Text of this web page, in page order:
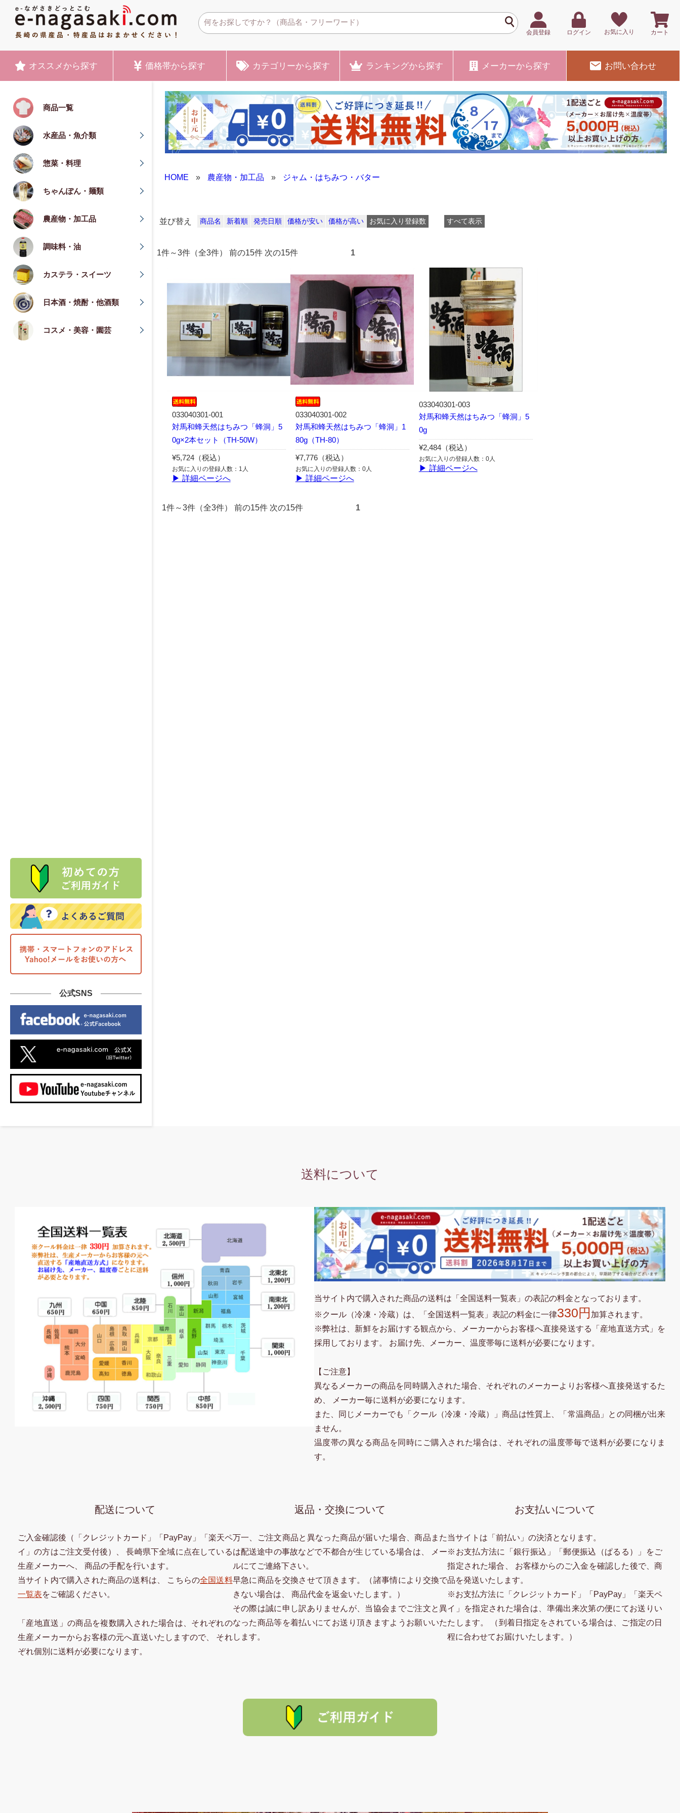
会員登録 ログイン お気に入り カート
オススメ から探す 価格帯から探す カテゴリーから探す ランキングから探す メーカーから探す お問い合わせ
商品一覧
水産品・魚介類
惣菜・料理
ちゃんぽん・麺類
農産物・加工品
調味料・油
カステラ・スイーツ
日本酒・焼酎・他酒類
コスメ・美容・園芸
公式SNS
HOME » 農産物・加工品 » ジャム・はちみつ・バター
並び替え 商品名 新着順 発売日順 価格が安い 価格が高い お気に入り登録数 すべて表示
1件～3件（全3件） 前の15件 次の15件 1
033040301-001
対馬和蜂天然はちみつ「蜂洞」5
0g×2本セット（TH-50W）
¥5,724（税込）
お気に入りの登録人数：1人
▶ 詳細ページへ
033040301-002
対馬和蜂天然はちみつ「蜂洞」1
80g（TH-80）
¥7,776（税込）
お気に入りの登録人数：0人
▶ 詳細ページへ
033040301-003
対馬和蜂天然はちみつ「蜂洞」5
0g
¥2,484（税込）
お気に入りの登録人数：0人
▶ 詳細ページへ
1件～3件（全3件） 前の15件 次の15件 1
送料について
当サイト内で購入された商品の送料は「全国送料一覧表」の表記の料金となっております。
※クール（冷凍・冷蔵）は、「全国送料一覧表」表記の料金に一律330円 加算されます。
※弊社は、新鮮をお届けする観点から、メーカーからお客様へ直接発送する「産地直送方式」を
採用しております。 お届け先、メーカー、温度帯毎に送料が必要になります。
【ご注意】
異なるメーカーの商品を同時購入された場合、それぞれのメーカーよりお客様へ直接発送するた
め、 メーカー毎に送料が必要になります。
また、同じメーカーでも「クール（冷凍・冷蔵）」商品は性質上、「常温商品」との同梱が出来
ません。
温度帯の異なる商品を同時にご購入された場合は、それぞれの温度帯毎で送料が必要になりま
す。
配送について
ご入金確認後（「クレジットカード」「PayPay」「楽天ペ
イ」の方はご注文受付後）、 長崎県下全域に点在している
生産メーカーへ、 商品の手配を行います。
当サイト内で購入された商品の送料は、 こちらの全国送料
一覧表をご確認ください。
「産地直送」の商品を複数購入された場合は、それぞれの
生産メーカーからお客様の元へ直送いたしますので、 それ
ぞれ個別に送料が必要になります。
返品・交換について
万一、ご注文商品と異なった商品が届いた場合、商品また
は配送途中の事故などで不都合が生じている場合は、 メー
ルにてご連絡下さい。
早急に商品を交換させて頂きます。（諸事情により交換で
きない場合は、 商品代金を返金いたします。）
その際は誠に申し訳ありませんが、当協会までご注文と異
なった商品等を着払いにてお送り頂きますようお願いいた
します。
お支払いについて
当サイトは「前払い」の決済となります。
※お支払方法に「銀行振込」「郵便振込（ぱるる）」をご
指定された場合、 お客様からのご入金を確認した後で、商
品を発送いたします。
※お支払方法に「クレジットカード」「PayPay」「楽天ペ
イ」を指定された場合は、準備出来次第の便にてお送りい
たします。 （到着日指定をされている場合は、ご指定の日
程に合わせてお届けいたします。）